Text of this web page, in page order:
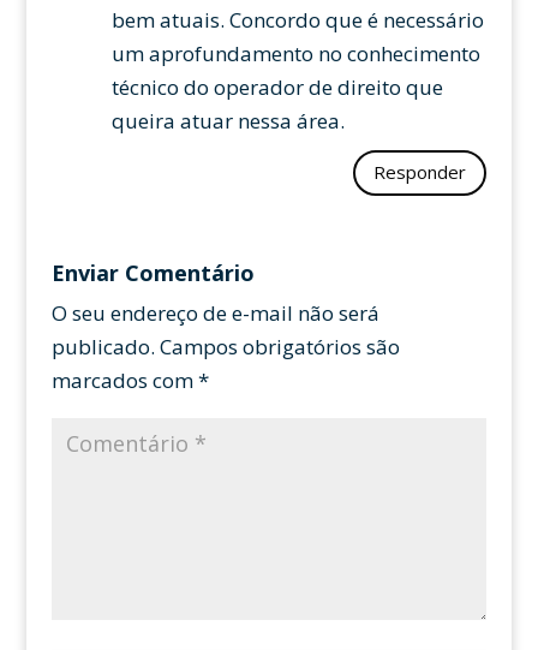
bem atuais. Concordo que é necessário
um aprofundamento no conhecimento
técnico do operador de direito que
queira atuar nessa área.
Responder
Enviar Comentário
O seu endereço de e-mail não será
publicado. Campos obrigatórios são
marcados com*